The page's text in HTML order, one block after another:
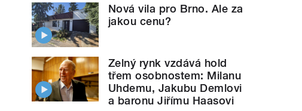
Nová vila pro Brno. Ale za
jakou cenu?
Zelný rynk vzdává hold
třem osobnostem: Milanu
Uhdemu, Jakubu Demlovi
a baronu Jiřímu Haasovi